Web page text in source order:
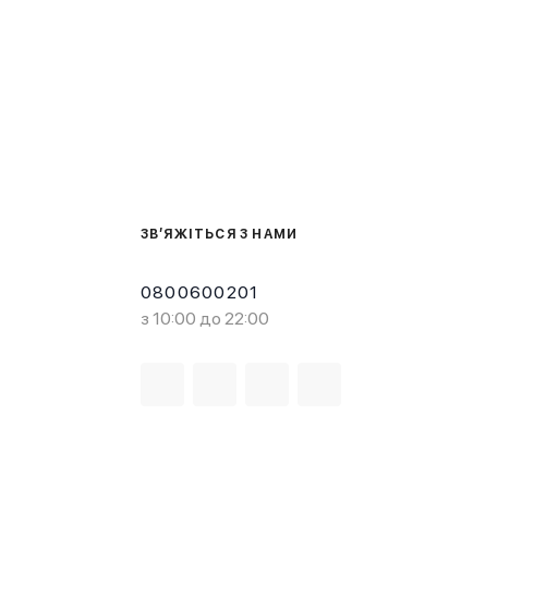
ЗВ’ЯЖІТЬСЯ З НАМИ
0800600201
з 10:00 до 22:00